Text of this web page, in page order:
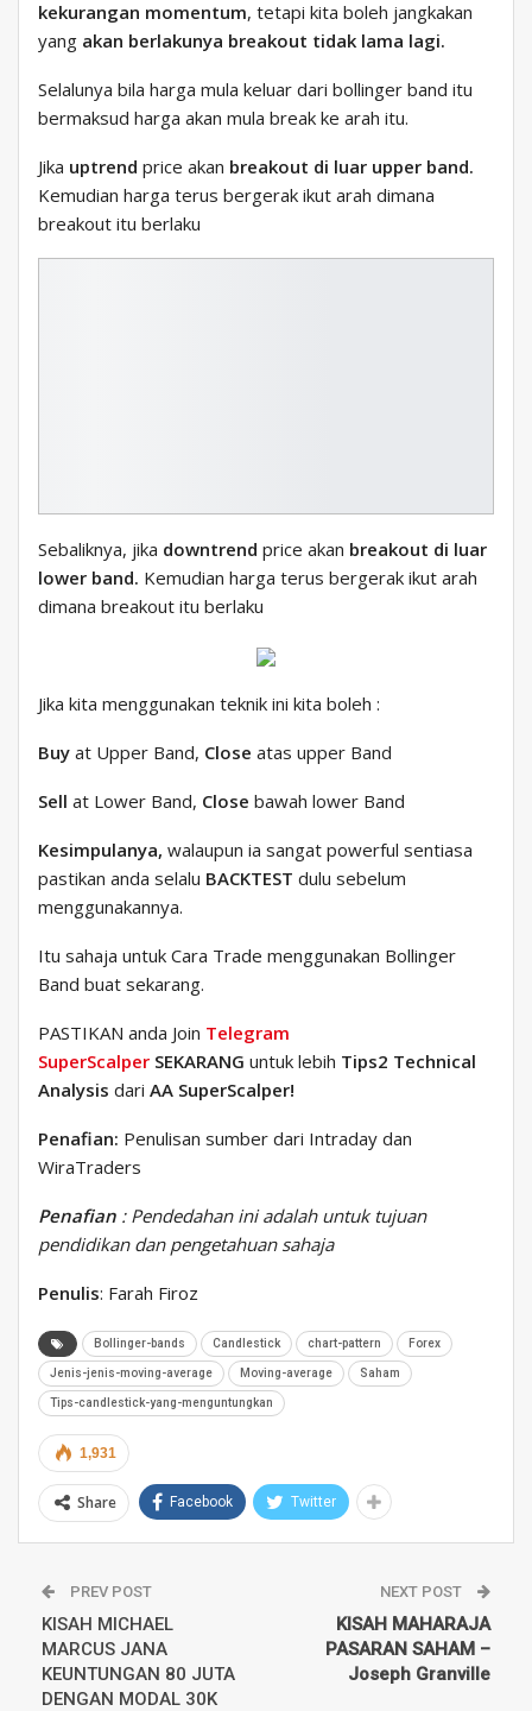
kekurangan momentum, tetapi kita boleh jangkakan
yang akan berlakunya breakout tidak lama lagi.
Selalunya bila harga mula keluar dari bollinger band itu
bermaksud harga akan mula break ke arah itu.
Jika uptrend price akan breakout di luar upper band.
Kemudian harga terus bergerak ikut arah dimana
breakout itu berlaku
Sebaliknya, jika downtrend price akan breakout di luar
lower band. Kemudian harga terus bergerak ikut arah
dimana breakout itu berlaku
Jika kita menggunakan teknik ini kita boleh :
Buy at Upper Band, Close atas upper Band
Sell at Lower Band, Close bawah lower Band
Kesimpulanya, walaupun ia sangat powerful sentiasa
pastikan anda selalu BACKTEST dulu sebelum
menggunakannya.
Itu sahaja untuk Cara Trade menggunakan Bollinger
Band buat sekarang.
PASTIKAN anda Join Telegram
SuperScalper SEKARANG untuk lebih Tips2 Technical
Analysis dari AA SuperScalper!
Penafian: Penulisan sumber dari Intraday dan
WiraTraders
Penafian : Pendedahan ini adalah untuk tujuan
pendidikan dan pengetahuan sahaja
Penulis: Farah Firoz
Bollinger-bands Candlestick chart-pattern Forex
Jenis-jenis-moving-average Moving-average Saham
Tips-candlestick-yang-menguntungkan
1,931
Share Facebook Twitter
PREV POST
KISAH MICHAEL
MARCUS JANA
KEUNTUNGAN 80 JUTA
DENGAN MODAL 30K
NEXT POST
KISAH MAHARAJA
PASARAN SAHAM –
Joseph Granville